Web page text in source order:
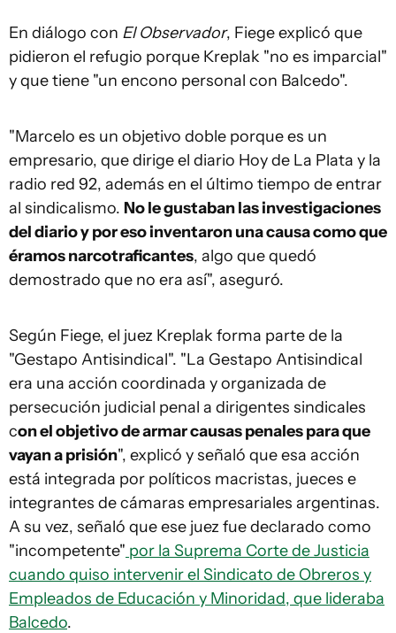
En diálogo con El Observador, Fiege explicó que
pidieron el refugio porque Kreplak "no es imparcial"
y que tiene "un encono personal con Balcedo".
"Marcelo es un objetivo doble porque es un
empresario, que dirige el diario Hoy de La Plata y la
radio red 92, además en el último tiempo de entrar
al sindicalismo. No le gustaban las investigaciones
del diario y por eso inventaron una causa como que
éramos narcotraficantes, algo que quedó
demostrado que no era así", aseguró.
Según Fiege, el juez Kreplak forma parte de la
"Gestapo Antisindical". "La Gestapo Antisindical
era una acción coordinada y organizada de
persecución judicial penal a dirigentes sindicales
con el objetivo de armar causas penales para que
vayan a prisión", explicó y señaló que esa acción
está integrada por políticos macristas, jueces e
integrantes de cámaras empresariales argentinas.
A su vez, señaló que ese juez fue declarado como
"incompetente" por la Suprema Corte de Justicia
cuando quiso intervenir el Sindicato de Obreros y
Empleados de Educación y Minoridad, que lideraba
Balcedo.